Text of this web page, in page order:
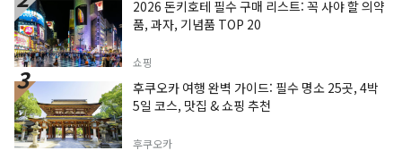
2026 돈키호테 필수 구매 리스트: 꼭 사야 할 의약
품, 과자, 기념품 TOP 20
쇼핑
후쿠오카 여행 완벽 가이드: 필수 명소 25곳, 4박
5일 코스, 맛집 & 쇼핑 추천
후쿠오카